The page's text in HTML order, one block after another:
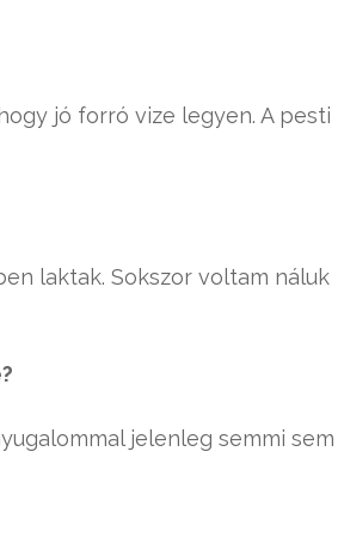
jó forró vize legyen. A pesti
laktak. Sokszor voltam náluk
jelenleg semmi sem